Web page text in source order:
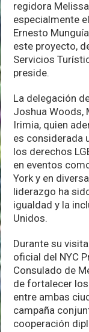
regidora
especialmente
Ernesto
este proyecto,
Servicios
preside.
La delegación
Joshua Woods,
Irimia, quien
es considerada
los derechos
en eventos
York y en
liderazgo ha
igualdad y la
Unidos.
Durante su
oficial del NYC
Consulado de
de fortalecer
entre ambas
campaña
cooperación